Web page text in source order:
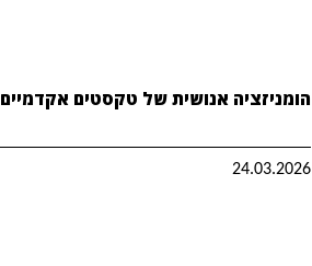
הומניזציה אנושית של טקסטים אקדמיים
24.03.2026